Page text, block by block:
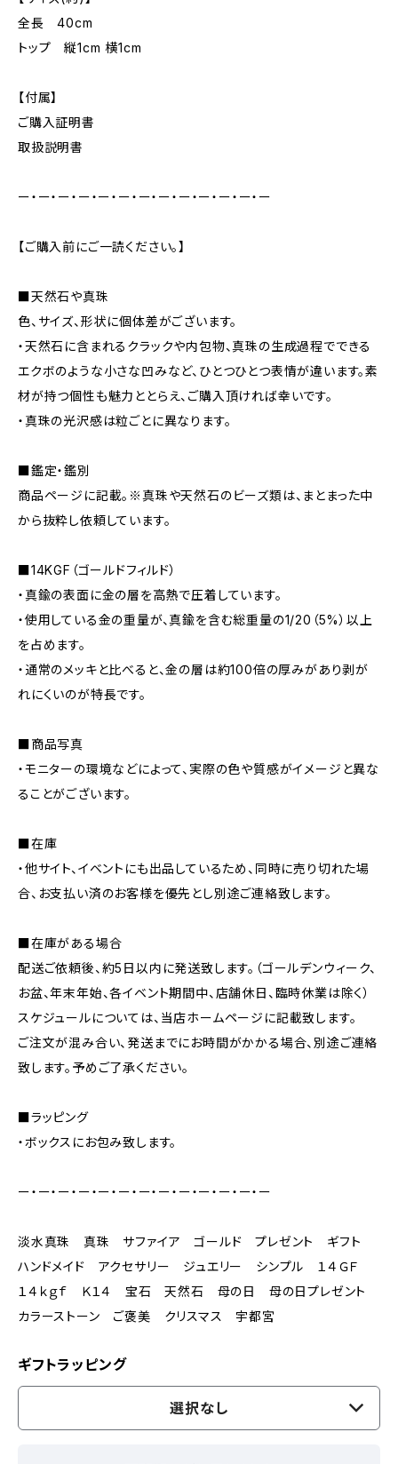
全長 40cm
トップ 縦1cm 横1cm
【付属】
ご購入証明書
取扱説明書
ー・ー・ー・ー・ー・ー・ー・ー・ー・ー・ー・ー・ー
【ご購入前にご一読ください。】
■天然石や真珠
色、サイズ、形状に個体差がございます。
・天然石に含まれるクラックや内包物、真珠の生成過程でできる
エクボのような小さな凹みなど、ひとつひとつ表情が違います。素
材が持つ個性も魅力ととらえ、ご購入頂ければ幸いです。
・真珠の光沢感は粒ごとに異なります。
■鑑定・鑑別
商品ページに記載。※真珠や天然石のビーズ類は、まとまった中
から抜粋し依頼しています。
■14KGF（ゴールドフィルド）
・真鍮の表面に金の層を高熱で圧着しています。
・使用している金の重量が、真鍮を含む総重量の1/20（5%）以上
を占めます。
・通常のメッキと比べると、金の層は約100倍の厚みがあり剥が
れにくいのが特長です。
■商品写真
・モニターの環境などによって、実際の色や質感がイメージと異な
ることがございます。
■在庫
・他サイト、イベントにも出品しているため、同時に売り切れた場
合、お支払い済のお客様を優先とし別途ご連絡致します。
■在庫がある場合
配送ご依頼後、約5日以内に発送致します。（ゴールデンウィーク、
お盆、年末年始、各イベント期間中、店舗休日、臨時休業は除く）
スケジュールについては、当店ホームページに記載致します。
ご注文が混み合い、発送までにお時間がかかる場合、別途ご連絡
致します。予めご了承ください。
■ラッピング
・ボックスにお包み致します。
ー・ー・ー・ー・ー・ー・ー・ー・ー・ー・ー・ー・ー
淡水真珠 真珠 サファイア ゴールド プレゼント ギフト
ハンドメイド アクセサリー ジュエリー シンプル １４ＧＦ
１４ｋｇｆ Ｋ１４ 宝石 天然石 母の日 母の日プレゼント
カラーストーン ご褒美 クリスマス 宇都宮
ギフトラッピング
選択なし